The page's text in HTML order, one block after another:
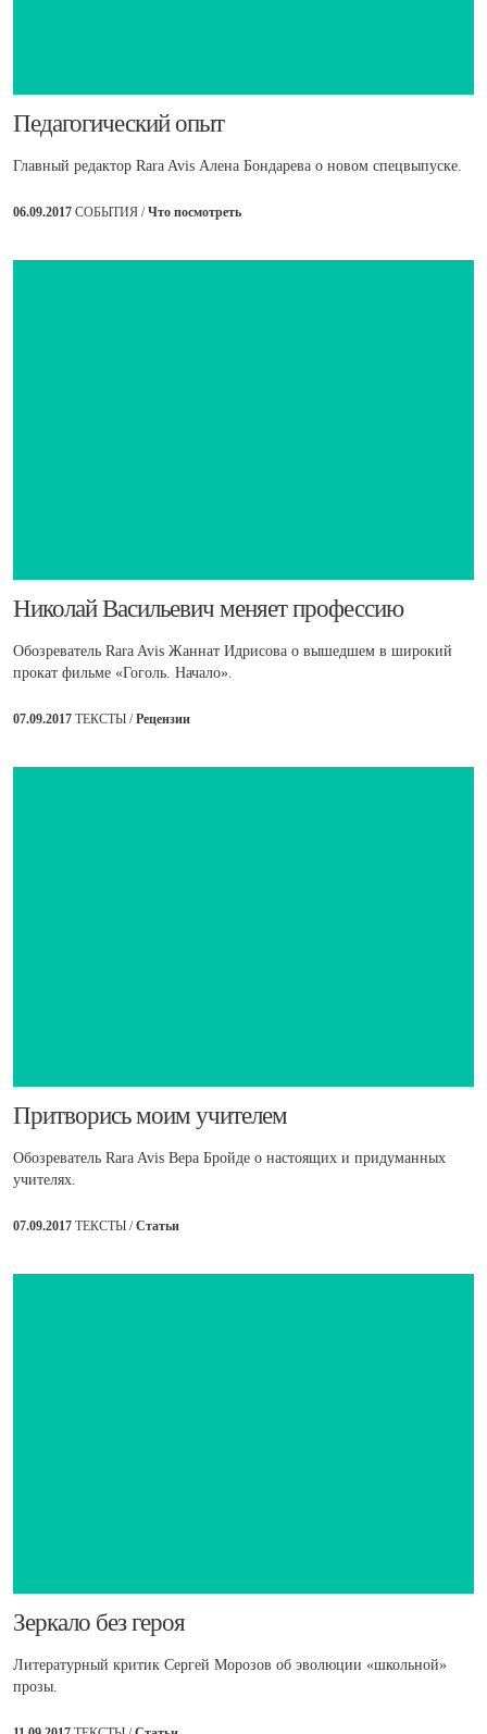
​Педагогический опыт
Главный редактор Rara Avis Алена Бондарева о новом спецвыпуске.
06.09.2017 СОБЫТИЯ /Что посмотреть
​Николай Васильевич меняет профессию
Обозреватель Rara Avis Жаннат Идрисова о вышедшем в широкий
прокат фильме «Гоголь. Начало».
07.09.2017 ТЕКСТЫ /Рецензии
​Притворись моим учителем
Обозреватель Rara Avis Вера Бройде о настоящих и придуманных
учителях.
07.09.2017 ТЕКСТЫ /Статьи
Зеркало без героя
Литературный критик Сергей Морозов об эволюции «школьной»
прозы.